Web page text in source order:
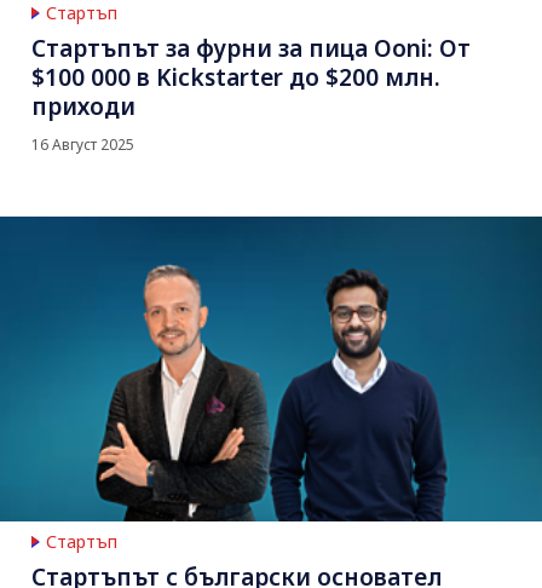
Стартъп
Стартъпът за фурни за пица Ooni: От
$100 000 в Kickstarter до $200 млн.
приходи
16 Август 2025
Стартъп
Стартъпът с български основател